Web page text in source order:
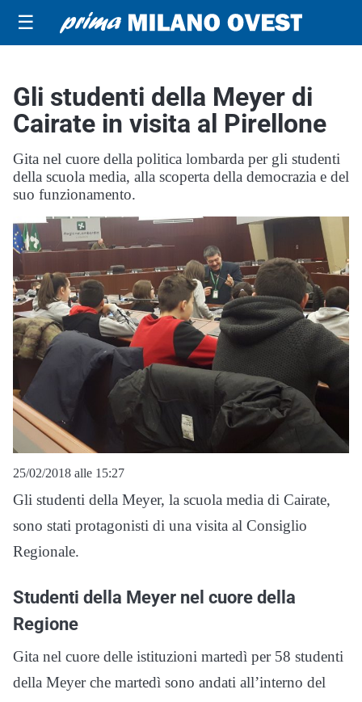
☰
Gli studenti della Meyer di
Cairate in visita al Pirellone
Gita nel cuore della politica lombarda per gli studenti
della scuola media, alla scoperta della democrazia e del
suo funzionamento.
25/02/2018 alle 15:27
Gli studenti della Meyer, la scuola media di Cairate,
sono stati protagonisti di una visita al Consiglio
Regionale.
Studenti della Meyer nel cuore della
Regione
Gita nel cuore delle istituzioni martedì per 58 studenti
della Meyer che martedì sono andati all’interno del